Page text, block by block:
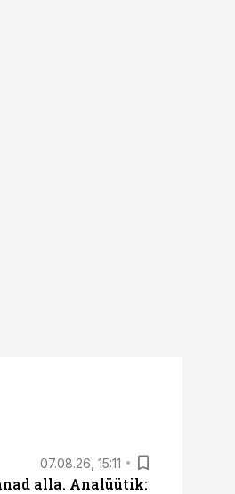
07.08.26, 15:11
alla. Analüütik: